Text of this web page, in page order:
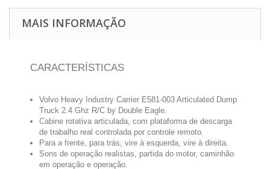
MAIS INFORMAÇÃO
CARACTERÍSTICAS
Volvo Heavy Industry Carrier E581-003 Articulated Dump
Truck 2.4 Ghz R/C by Double Eagle.
Cabine rotativa articulada, com plataforma de descarga
de trabalho real controlada por controle remoto.
Para a frente, para trás, vire à esquerda, vire à direita.
Sons de operação realistas, partida do motor, caminhão
em operação e operação.